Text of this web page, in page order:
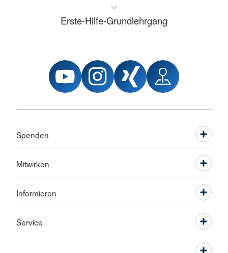
Erste-Hilfe-Grundlehrgang
Spenden
Mitwirken
Informieren
Service